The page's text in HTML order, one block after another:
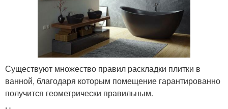
Существуют множество правил раскладки плитки в
ванной, благодаря которым помещение гарантированно
получится геометрически правильным.